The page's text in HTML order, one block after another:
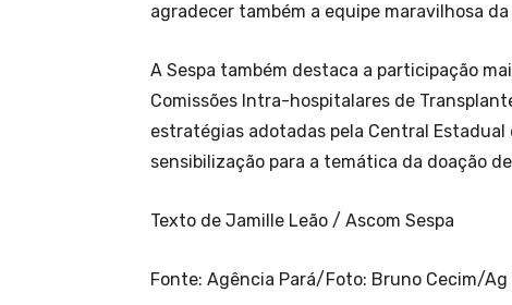
agradecer também a equipe maravilhosa da
A Sespa também destaca a participação
Comissões Intra-hospitalares de
estratégias adotadas pela Central
sensibilização para a temática da doação
Texto de Jamille Leão / Ascom Sespa
Fonte: Agência Pará/Foto: Bruno Cecim/Ag